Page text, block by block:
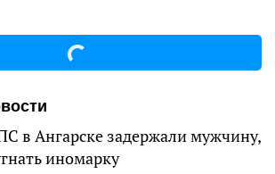
в Ангарске задержали мужчину,
иномарку